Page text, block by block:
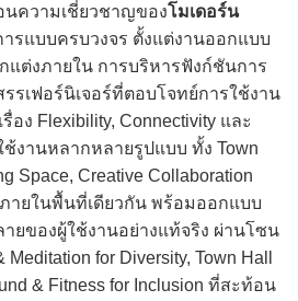
นความเชี่ยวชาญของโมเดอร์น
รแบบครบวงจร ตั้งแต่งานออกแบบ
แต่งภายใน การบริหารฟังก์ชันการ
รเฟอร์นิเจอร์ที่ตอบโจทย์การใช้งาน
อง Flexibility, Connectivity และ
ช้งานหลากหลายรูปแบบ ทั้ง Town
Space, Creative Collaboration
ภายในพื้นที่เดียวกัน พร้อมออกแบบ
ยของผู้ใช้งานอย่างแท้จริง ผ่านโซน
for Diversity, Town Hall
& Fitness for Inclusion ที่สะท้อน